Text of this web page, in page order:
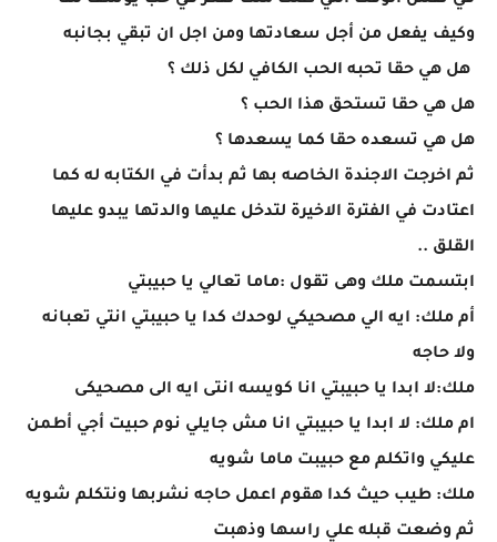
وكيف يفعل من أجل سعادتها ومن اجل ان تبقي بجانبه
هل هي حقا تحبه الحب الكافي لكل ذلك ؟
هل هي حقا تستحق هذا الحب ؟
هل هي تسعده حقا كما يسعدها ؟
ثم اخرجت الاجندة الخاصه بها ثم بدأت في الكتابه له كما
اعتادت في الفترة الاخيرة لتدخل عليها والدتها يبدو عليها
القلق ..
ابتسمت ملك وهى تقول :ماما تعالي يا حبيبتي
أم ملك: ايه الي مصحيكي لوحدك كدا يا حبيبتي انتي تعبانه
ولا حاجه
ملك:لا ابدا يا حبيبتي انا كويسه انتى ايه الى مصحيكى
ام ملك: لا ابدا يا حبيبتي انا مش جايلي نوم حبيت أجي أطمن
عليكي واتكلم مع حبيبت ماما شويه
ملك: طيب حيث كدا هقوم اعمل حاجه نشربها ونتكلم شويه
ثم وضعت قبله علي راسها وذهبت